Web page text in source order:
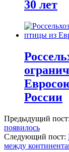
30 лет
России
Предыдущий пост:
появилось
Следующий пост:
между